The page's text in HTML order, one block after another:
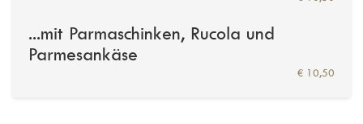
...mit Parmaschinken, Rucola und
Parmesankäse
€ 10,50